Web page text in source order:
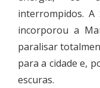
interrompidos. A
incorporou a
paralisar
para a cidade e,
escuras.